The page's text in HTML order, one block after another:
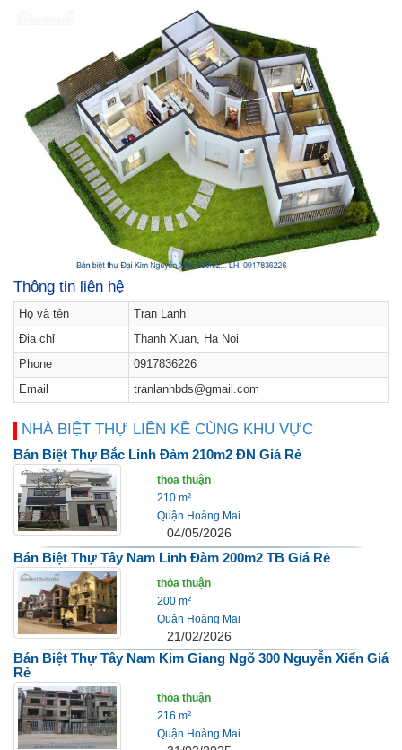
Thông tin liên hệ
Họ và tên
Tran Lanh
Địa chỉ
Thanh Xuan, Ha Noi
Phone
0917836226
Email
tranlanhbds@gmail.com
NHÀ BIỆT THỰ LIỀN KỀ CÙNG KHU VỰC
Bán Biệt Thự Bắc Linh Đàm 210m2 ĐN Giá Rẻ
thỏa thuận
210 m²
Quận Hoàng Mai
04/05/2026
Bán Biệt Thự Tây Nam Linh Đàm 200m2 TB Giá Rẻ
thỏa thuận
200 m²
Quận Hoàng Mai
21/02/2026
Bán Biệt Thự Tây Nam Kim Giang Ngõ 300 Nguyễn Xiển Giá
Rẻ
thỏa thuận
216 m²
Quận Hoàng Mai